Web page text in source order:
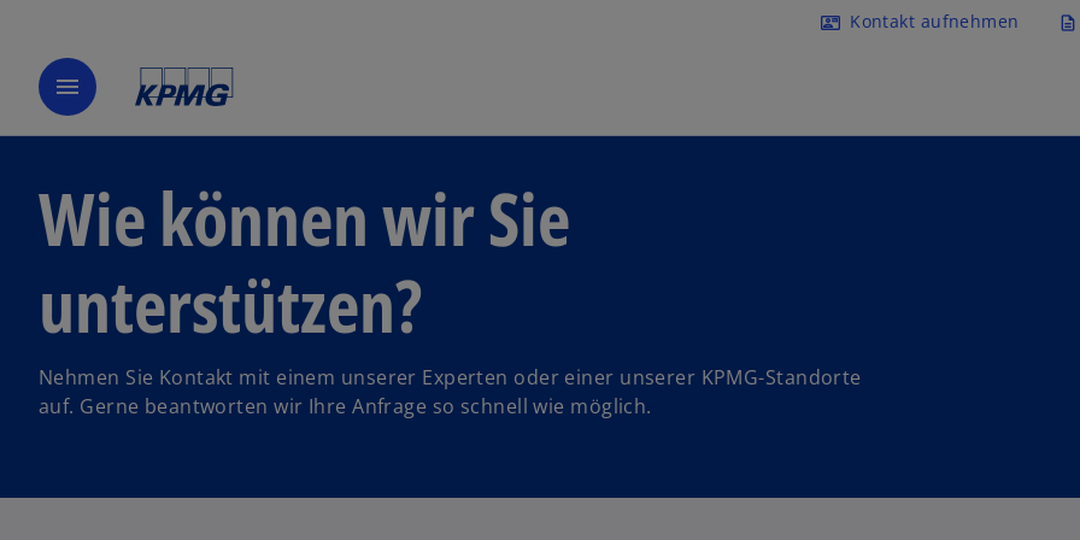
Navigation überspringen
contact_mail Kontakt aufnehmen description
menu
Wie können wir Sie
unterstützen?
Nehmen Sie Kontakt mit einem unserer Experten oder einer unserer KPMG-Standorte
auf. Gerne beantworten wir Ihre Anfrage so schnell wie möglich.